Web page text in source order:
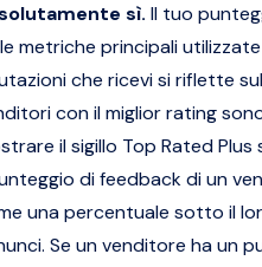
sì. Il tuo
metriche principali
che ricevi si riflette
con il miglior rating
il sigillo Top Rated Plus
di feedback di un
una percentuale sotto il
Se un venditore ha un